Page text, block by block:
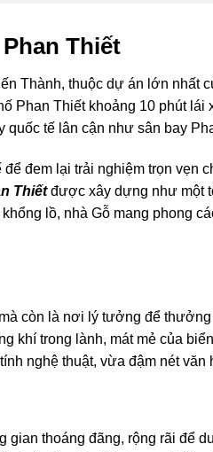
Thiết
Thành, thuộc dự án lớn nhất
Phan Thiết khoảng 10 phút lái
tế lân cận như sân bay
đem lại trải nghiệm trọn vẹn
Thiếtđược xây dựng như một
lồ, nhà Gỗ mang phong
còn là nơi lý tưởng để
khí trong lành, mát mẻ của
nghệ thuật, vừa đậm nét văn
gian thoáng đãng, rộng rãi để